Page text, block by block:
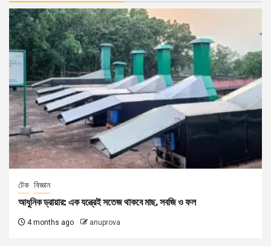
টেক বিজ্ঞান
আধুনিক ড্রায়ার: এক যন্ত্রেই সতেজ থাকবে মাছ, সবজি ও ফল
4 months ago anuprova